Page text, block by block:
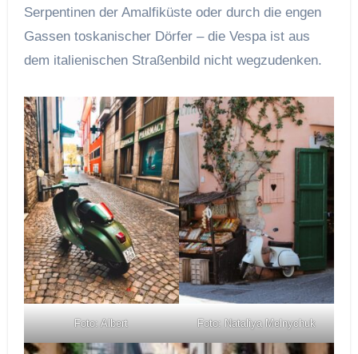
Serpentinen der Amalfiküste oder durch die engen
Gassen toskanischer Dörfer – die Vespa ist aus
dem italienischen Straßenbild nicht wegzudenken.
Foto: Albert Foto: Nataliya Melnychuk